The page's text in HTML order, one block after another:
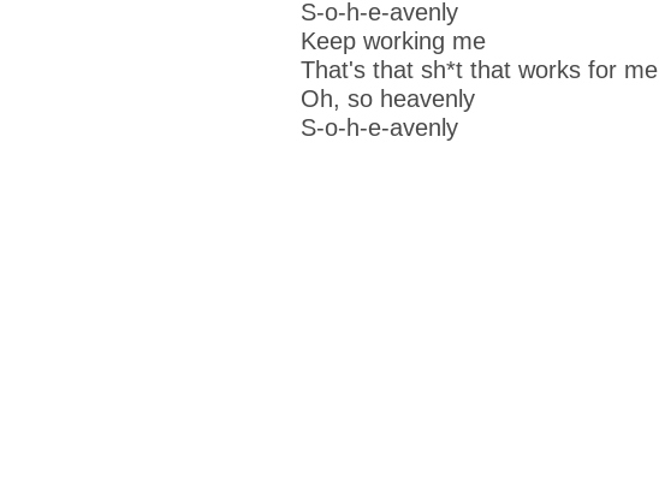
S-o-h-e-avenly
Keep working me
That's that sh*t that works for me
Oh, so heavenly
S-o-h-e-avenly